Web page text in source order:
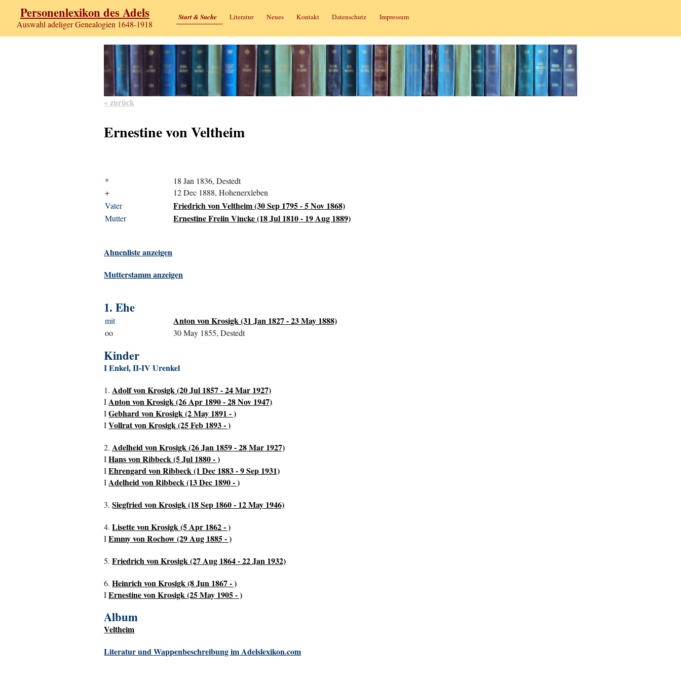
Personenlexikon des Adels
Auswahl adeliger Genealogien 1648-1918
Start & Suche Literatur Neues Kontakt Datenschutz Impressum
« zurück
Ernestine von Veltheim
*
18 Jan 1836, Destedt
+
12 Dec 1888, Hohenerxleben
Vater
Friedrich von Veltheim (30 Sep 1795 - 5 Nov 1868)
Mutter Ernestine Freiin Vincke (18 Jul 1810 - 19 Aug 1889)
Ahnenliste anzeigen
Mutterstamm anzeigen
1. Ehe
mit Anton von Krosigk (31 Jan 1827 - 23 May 1888)
oo 30 May 1855, Destedt
Kinder
I Enkel, II-IV Urenkel
1.Adolf von Krosigk (20 Jul 1857 - 24 Mar 1927)
IAnton von Krosigk (26 Apr 1890 - 28 Nov 1947)
IGebhard von Krosigk (2 May 1891 - )
IVollrat von Krosigk (25 Feb 1893 - )
2.Adelheid von Krosigk (26 Jan 1859 - 28 Mar 1927)
IHans von Ribbeck (5 Jul 1880 - )
IEhrengard von Ribbeck (1 Dec 1883 - 9 Sep 1931)
IAdelheid von Ribbeck (13 Dec 1890 - )
3.Siegfried von Krosigk (18 Sep 1860 - 12 May 1946)
4.Lisette von Krosigk (5 Apr 1862 - )
IEmmy von Rochow (29 Aug 1885 - )
5.Friedrich von Krosigk (27 Aug 1864 - 22 Jan 1932)
6.Heinrich von Krosigk (8 Jun 1867 - )
IErnestine von Krosigk (25 May 1905 - )
Album
Veltheim
Literatur und Wappenbeschreibung im Adelslexikon.com